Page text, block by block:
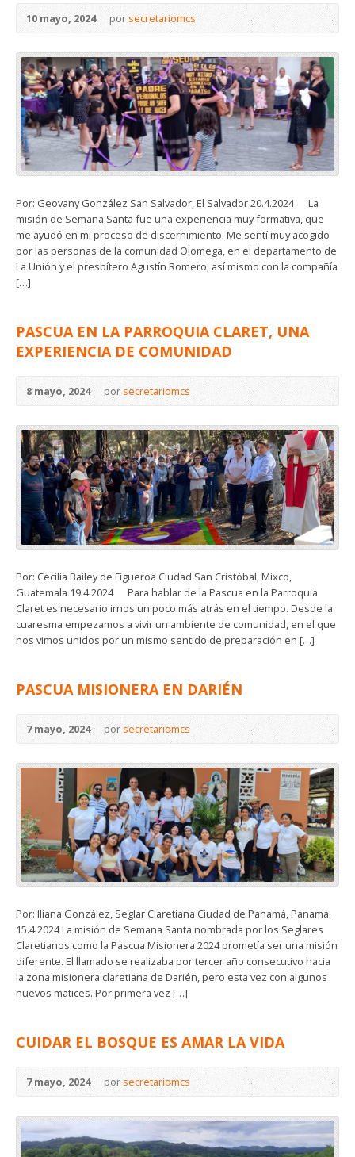
10 mayo, 2024 por secretariomcs
Por: Geovany González San Salvador, El Salvador 20.4.2024 La
misión de Semana Santa fue una experiencia muy formativa, que
me ayudó en mi proceso de discernimiento. Me sentí muy acogido
por las personas de la comunidad Olomega, en el departamento de
La Unión y el presbítero Agustín Romero, así mismo con la compañía
[…]
PASCUA EN LA PARROQUIA CLARET, UNA
EXPERIENCIA DE COMUNIDAD
8 mayo, 2024 por secretariomcs
Por: Cecilia Bailey de Figueroa Ciudad San Cristóbal, Mixco,
Guatemala 19.4.2024 Para hablar de la Pascua en la Parroquia
Claret es necesario irnos un poco más atrás en el tiempo. Desde la
cuaresma empezamos a vivir un ambiente de comunidad, en el que
nos vimos unidos por un mismo sentido de preparación en […]
PASCUA MISIONERA EN DARIÉN
7 mayo, 2024 por secretariomcs
Por: Iliana González, Seglar Claretiana Ciudad de Panamá, Panamá.
15.4.2024 La misión de Semana Santa nombrada por los Seglares
Claretianos como la Pascua Misionera 2024 prometía ser una misión
diferente. El llamado se realizaba por tercer año consecutivo hacia
la zona misionera claretiana de Darién, pero esta vez con algunos
nuevos matices. Por primera vez […]
CUIDAR EL BOSQUE ES AMAR LA VIDA
7 mayo, 2024 por secretariomcs